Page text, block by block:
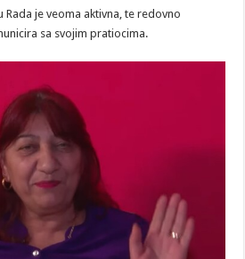
je veoma aktivna, te redovno
sa svojim pratiocima.